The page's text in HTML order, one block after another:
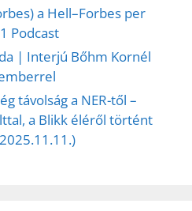
a Hell–Forbes per
Podcast
| Interjú Bőhm Kornél
távolság a NER-től –
a Blikk éléről történt